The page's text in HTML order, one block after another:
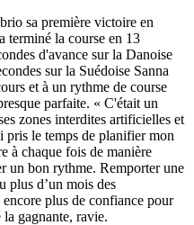
sa première victoire en
terminé la course en 13
d'avance sur la Danoise
sur la Suédoise Sanna
et à un rythme de course
parfaite. « C'était un
zones interdites artificielles et
pris le temps de planifier mon
à chaque fois de manière
un bon rythme. Remporter une
plus d’un mois des
plus de confiance pour
la gagnante, ravie.